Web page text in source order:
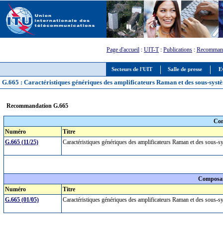
Secteurs de l'UIT Salle de presse
Page d'accueil : UIT-T: Publications :
G.665 : Caractéristiques génériques des amplificateurs Raman et des sous-
Recommandation G.665
Numéro
Titre
G.665 (11/25)
Caractéristiques génériques des amplificateurs Raman et des
Numéro
Titre
G.665 (01/05)
Caractéristiques génériques des amplificateurs Raman et des